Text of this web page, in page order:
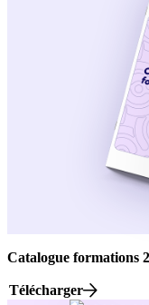
Catalogue formations
Télécharger